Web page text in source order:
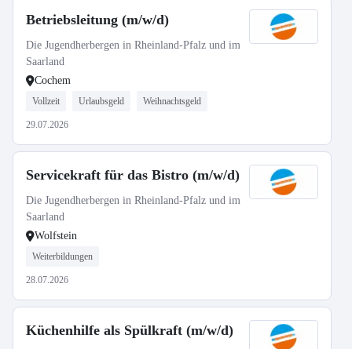
Betriebsleitung (m/w/d)
Die Jugendherbergen in Rheinland-Pfalz und im
Saarland
Cochem
Vollzeit Urlaubsgeld Weihnachtsgeld
29.07.2026
Servicekraft für das Bistro (m/w/d)
Die Jugendherbergen in Rheinland-Pfalz und im
Saarland
Wolfstein
Weiterbildungen
28.07.2026
Küchenhilfe als Spülkraft (m/w/d)